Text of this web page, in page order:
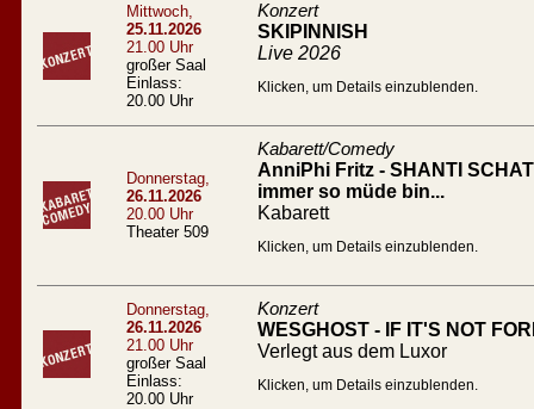
Mittwoch,
25.11.2026
21.00 Uhr
großer Saal
Einlass:
20.00 Uhr
Konzert
SKIPINNISH
Live 2026
Klicken, um Details einzublenden.
Donnerstag,
26.11.2026
20.00 Uhr
Theater 509
Kabarett/Comedy
AnniPhi Fritz - SHANTI
immer so müde bin...
Kabarett
Klicken, um Details einzublenden.
Donnerstag,
26.11.2026
21.00 Uhr
großer Saal
Einlass:
20.00 Uhr
Konzert
WESGHOST - IF IT'S NOT
Verlegt aus dem Luxor
Klicken, um Details einzublenden.